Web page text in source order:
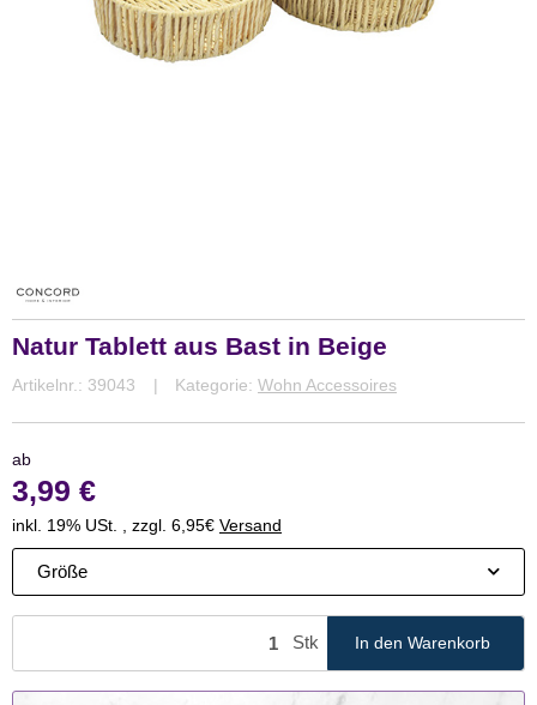
Natur Tablett aus Bast in Beige
Artikelnr.: 39043 Kategorie: Wohn Accessoires
ab
3,99 €
inkl. 19% USt. , zzgl. 6,95€ Versand
Größe
Stk In den Warenkorb